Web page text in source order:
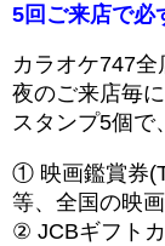
5回ご来店で必
カラオケ747全
夜のご来店毎
スタンプ5個
① 映画鑑賞券
等、全国の映
② JCBギフト